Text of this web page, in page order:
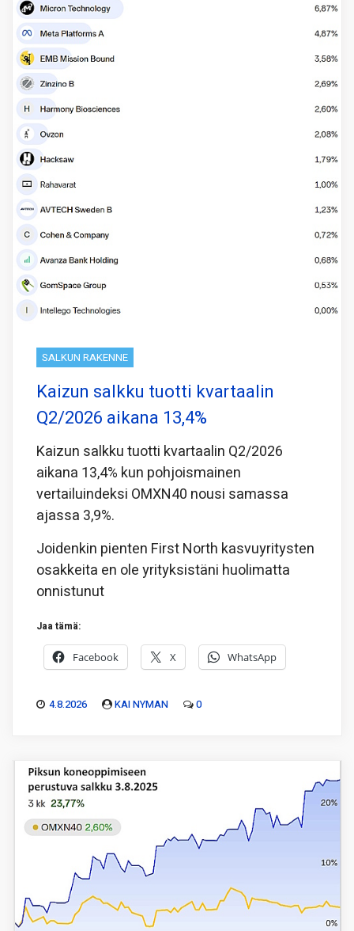
SALKUN RAKENNE
Kaizun salkku tuotti kvartaalin
Q2/2026 aikana 13,4%
Kaizun salkku tuotti kvartaalin Q2/2026
aikana 13,4% kun pohjoismainen
vertailuindeksi OMXN40 nousi samassa
ajassa 3,9%.
Joidenkin pienten First North kasvuyritysten
osakkeita en ole yrityksistäni huolimatta
onnistunut
Jaa tämä:
Facebook X WhatsApp
4.8.2026 KAI NYMAN 0